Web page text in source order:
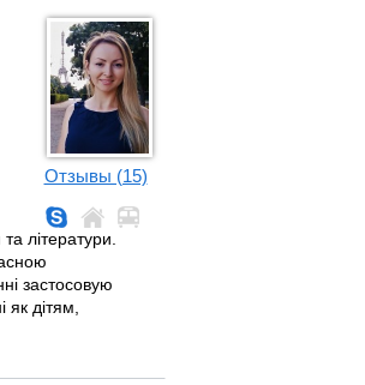
Отзывы (15)
літератури.
застосовую
як дітям,